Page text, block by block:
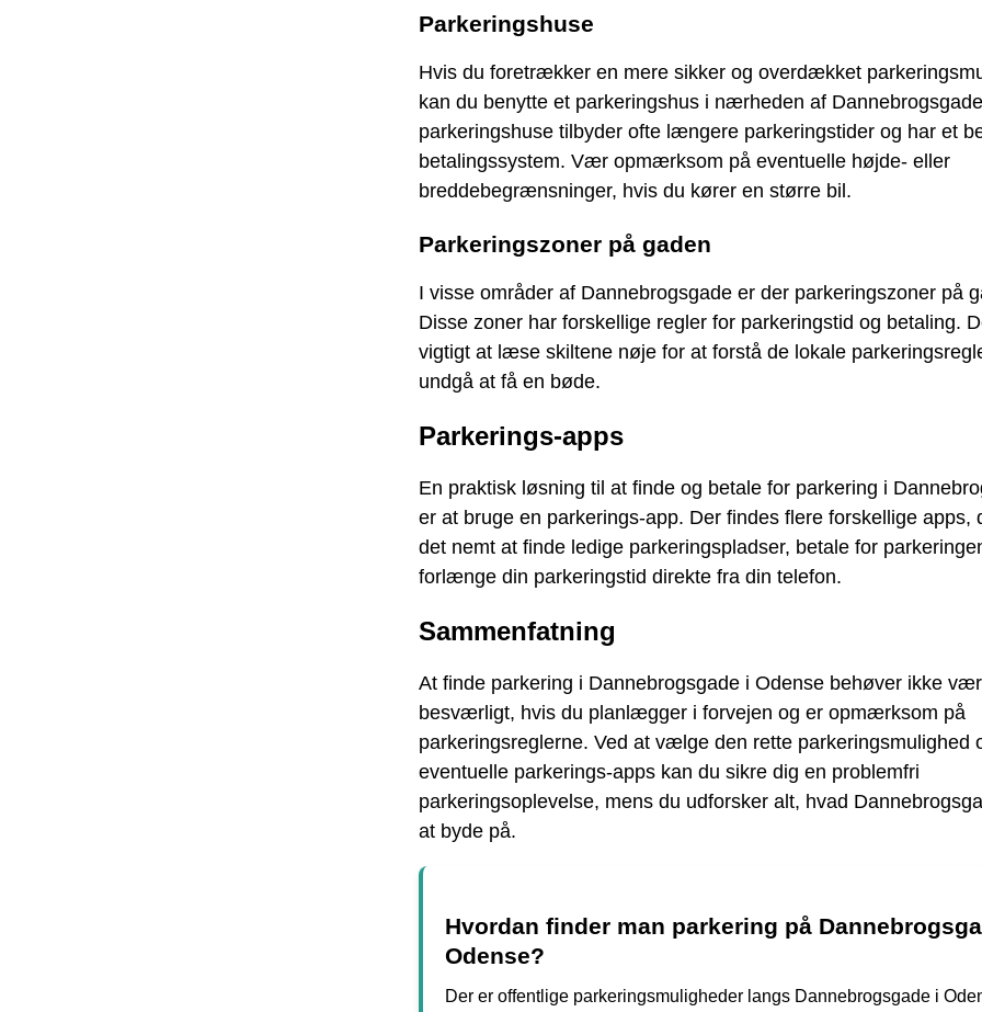
Parkeringshuse
Hvis du foretrækker en mere sikker og overdækket
kan du benytte et parkeringshus i nærheden af
parkeringshuse tilbyder ofte længere parkeringstider og har et
betalingssystem. Vær opmærksom på eventuelle højde- eller
breddebegrænsninger, hvis du kører en større bil.
Parkeringszoner på gaden
I visse områder af Dannebrogsgade er der parkeringszoner på
Disse zoner har forskellige regler for parkeringstid og betaling.
vigtigt at læse skiltene nøje for at forstå de lokale
undgå at få en bøde.
Parkerings-apps
En praktisk løsning til at finde og betale for parkering i
er at bruge en parkerings-app. Der findes flere forskellige apps,
det nemt at finde ledige parkeringspladser, betale for
forlænge din parkeringstid direkte fra din telefon.
Sammenfatning
At finde parkering i Dannebrogsgade i Odense behøver ikke
besværligt, hvis du planlægger i forvejen og er opmærksom på
parkeringsreglerne. Ved at vælge den rette parkeringsmulighed
eventuelle parkerings-apps kan du sikre dig en problemfri
parkeringsoplevelse, mens du udforsker alt, hvad
at byde på.
Hvordan finder man parkering på
Odense?
Der er offentlige parkeringsmuligheder langs Dannebrogsgade i